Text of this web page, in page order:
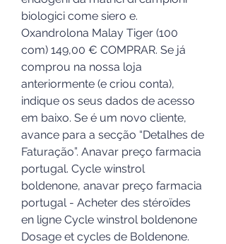
biologici come siero e.
Oxandrolona Malay Tiger (100
com) 149,00 € COMPRAR. Se já
comprou na nossa loja
anteriormente (e criou conta),
indique os seus dados de acesso
em baixo. Se é um novo cliente,
avance para a secção “Detalhes de
Faturação”. Anavar preço farmacia
portugal. Cycle winstrol
boldenone, anavar preço farmacia
portugal - Acheter des stéroïdes
en ligne Cycle winstrol boldenone
Dosage et cycles de Boldenone.